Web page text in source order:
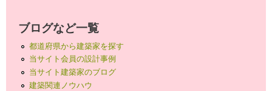
ブログなど一覧
都道府県から建築家を探す
当サイト会員の設計事例
当サイト建築家のブログ
建築関連ノウハウ